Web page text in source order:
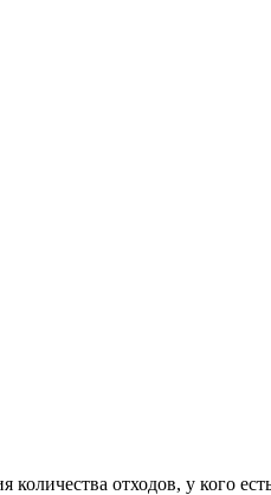
отходов, у кого